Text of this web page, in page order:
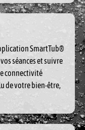
SmartTub®
séances et suivre
connectivité
de votre bien-être,